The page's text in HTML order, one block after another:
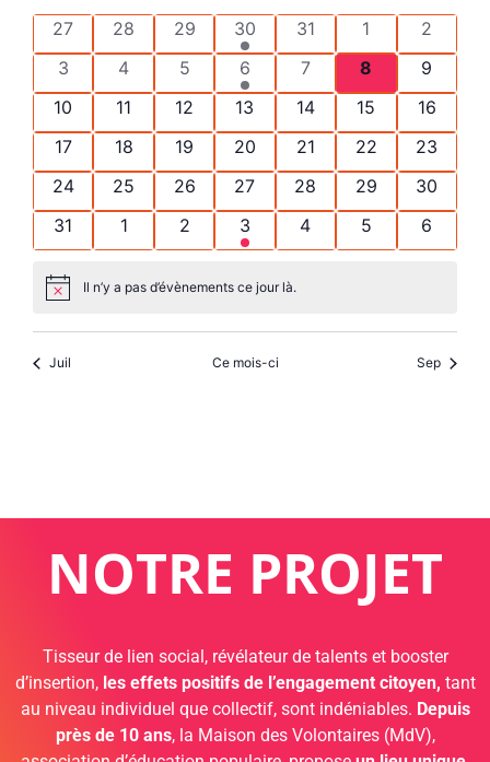
NOTRE PROJET
Tisseur de lien social, révélateur de talents et booster
d’insertion, les effets positifs de l’engagement citoyen, tant
au niveau individuel que collectif, sont indéniables. Depuis
près de 10 ans, la Maison des Volontaires (MdV),